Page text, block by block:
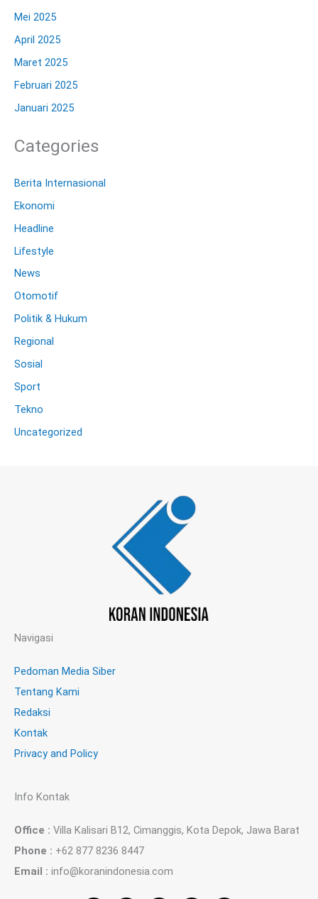
Mei 2025
April 2025
Maret 2025
Februari 2025
Januari 2025
Categories
Berita Internasional
Ekonomi
Headline
Lifestyle
News
Otomotif
Politik & Hukum
Regional
Sosial
Sport
Tekno
Uncategorized
Navigasi
Pedoman Media Siber
Tentang Kami
Redaksi
Kontak
Privacy and Policy
Info Kontak
Office : Villa Kalisari B12, Cimanggis, Kota Depok, Jawa Barat
Phone : +62 877 8236 8447
Email : info@koranindonesia.com